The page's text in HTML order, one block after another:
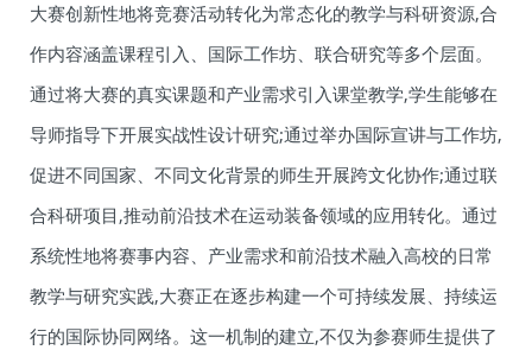
大赛创新性地将竞赛活动转化为常态化的教学与科研资源,合
作内容涵盖课程引入、国际工作坊、联合研究等多个层面。
通过将大赛的真实课题和产业需求引入课堂教学,学生能够在
导师指导下开展实战性设计研究;通过举办国际宣讲与工作坊,
促进不同国家、不同文化背景的师生开展跨文化协作;通过联
合科研项目,推动前沿技术在运动装备领域的应用转化。通过
系统性地将赛事内容、产业需求和前沿技术融入高校的日常
教学与研究实践,大赛正在逐步构建一个可持续发展、持续运
行的国际协同网络。这一机制的建立,不仅为参赛师生提供了